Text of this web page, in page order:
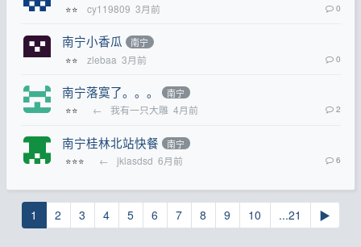
⭐⭐ cy119809 3月前 0
南宁小香瓜 南宁
⭐⭐ zlebaa 3月前 0
南宁落寞了。。。 南宁
⭐⭐ ← 我有一只大雕 4月前 2
南宁桂林北站快餐 南宁
⭐⭐⭐ ← jklasdsd 6月前 6
1 2 3 4 5 6 7 8 9 10 ...21 ▶